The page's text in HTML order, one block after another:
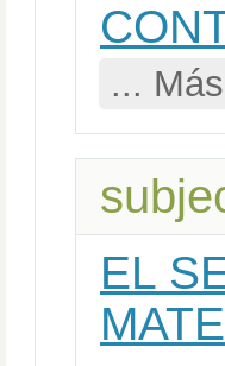
... Más
EL